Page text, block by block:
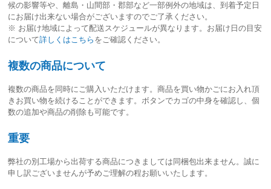
候の影響等や、離島・山間部・郡部など一部例外の地域は、到着予定日
にお届け出来ない場合がございますのでご了承ください。
※ お届け地域によって配送スケジュールが異なります。お届け日の目安
について詳しくはこちら をご確認ください。
複数の商品について
複数の商品を同時にご購入いただけます。商品を買い物かごにお入れ頂
きお買い物を続けることができます。ボタンでカゴの中身を確認し、個
数の追加や商品の削除も可能です。
重要
弊社の別工場から出荷する商品につきましては同梱包出来ません。誠に
申し訳ございませんが予めご理解の程お願いいたします。